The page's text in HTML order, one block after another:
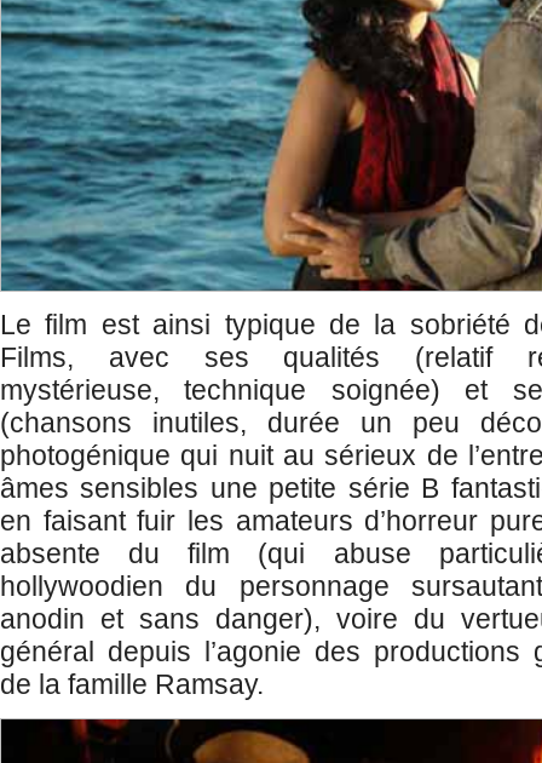
Le film est ainsi typique de la sobriété
Films, avec ses qualités (relatif
mystérieuse, technique soignée) et
(chansons inutiles, durée un peu
photogénique qui nuit au sérieux de
âmes sensibles une petite série B
en faisant fuir les amateurs d’horreur
absente du film (qui abuse
hollywoodien du personnage
anodin et sans danger), voire du
général depuis l’agonie des productions
de la famille Ramsay.